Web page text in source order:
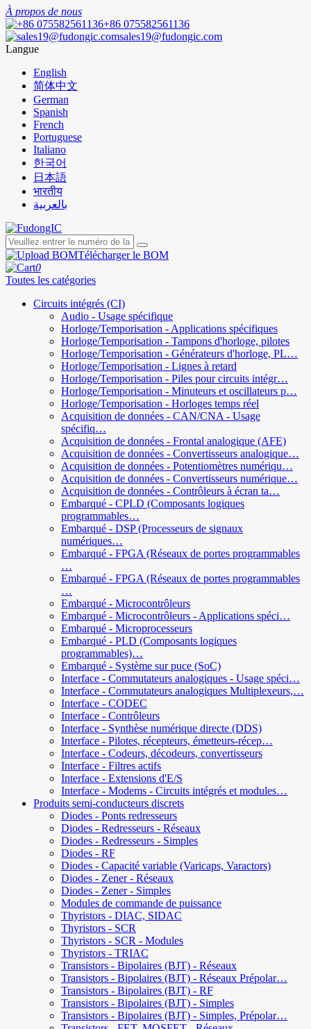
À propos de nous
+86 075582561136
sales19@fudongic.com
Langue
English
简体中文
German
Spanish
French
Portuguese
Italiano
한국어
日本語
भारतीय
بالعربية
Télécharger le BOM
0
Toutes les catégories
Circuits intégrés (CI)
Audio - Usage spécifique
Horloge/Temporisation - Applications spécifiques
Horloge/Temporisation - Tampons d'horloge, pilotes
Horloge/Temporisation - Générateurs d'horloge, PL…
Horloge/Temporisation - Lignes à retard
Horloge/Temporisation - Piles pour circuits intégr…
Horloge/Temporisation - Minuteurs et oscillateurs p…
Horloge/Temporisation - Horloges temps réel
Acquisition de données - CAN/CNA - Usage
spécifiq…
Acquisition de données - Frontal analogique (AFE)
Acquisition de données - Convertisseurs analogique…
Acquisition de données - Potentiomètres numériqu…
Acquisition de données - Convertisseurs numérique…
Acquisition de données - Contrôleurs à écran ta…
Embarqué - CPLD (Composants logiques
programmables…
Embarqué - DSP (Processeurs de signaux
numériques…
Embarqué - FPGA (Réseaux de portes programmables
…
Embarqué - FPGA (Réseaux de portes programmables
…
Embarqué - Microcontrôleurs
Embarqué - Microcontrôleurs - Applications spéci…
Embarqué - Microprocesseurs
Embarqué - PLD (Composants logiques
programmables)…
Embarqué - Système sur puce (SoC)
Interface - Commutateurs analogiques - Usage spéci…
Interface - Commutateurs analogiques Multiplexeurs,…
Interface - CODEC
Interface - Contrôleurs
Interface - Synthèse numérique directe (DDS)
Interface - Pilotes, récepteurs, émetteurs-récep…
Interface - Codeurs, décodeurs, convertisseurs
Interface - Filtres actifs
Interface - Extensions d'E/S
Interface - Modems - Circuits intégrés et modules…
Produits semi-conducteurs discrets
Diodes - Ponts redresseurs
Diodes - Redresseurs - Réseaux
Diodes - Redresseurs - Simples
Diodes - RF
Diodes - Capacité variable (Varicaps, Varactors)
Diodes - Zener - Réseaux
Diodes - Zener - Simples
Modules de commande de puissance
Thyristors - DIAC, SIDAC
Thyristors - SCR
Thyristors - SCR - Modules
Thyristors - TRIAC
Transistors - Bipolaires (BJT) - Réseaux
Transistors - Bipolaires (BJT) - Réseaux Prépolar…
Transistors - Bipolaires (BJT) - RF
Transistors - Bipolaires (BJT) - Simples
Transistors - Bipolaires (BJT) - Simples, Prépolar…